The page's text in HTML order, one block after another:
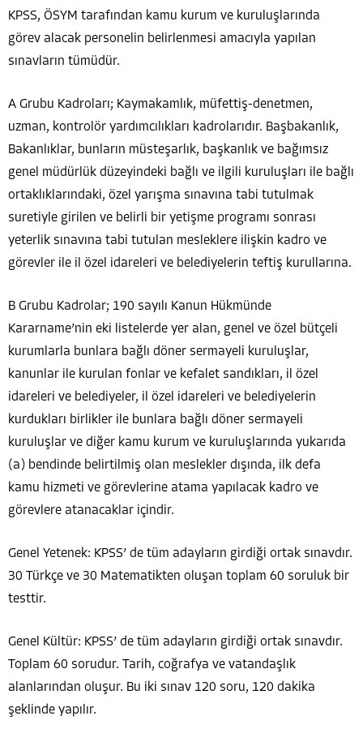
KPSS, ÖSYM tarafından kamu kurum ve kuruluşlarında
görev alacak personelin belirlenmesi amacıyla yapılan
sınavların tümüdür.
A Grubu Kadroları; Kaymakamlık, müfettiş-denetmen,
uzman, kontrolör yardımcılıkları kadrolarıdır. Başbakanlık,
Bakanlıklar, bunların müsteşarlık, başkanlık ve bağımsız
genel müdürlük düzeyindeki bağlı ve ilgili kuruluşları ile bağlı
ortaklıklarındaki, özel yarışma sınavına tabi tutulmak
suretiyle girilen ve belirli bir yetişme programı sonrası
yeterlik sınavına tabi tutulan mesleklere ilişkin kadro ve
görevler ile il özel idareleri ve belediyelerin teftiş kurullarına.
B Grubu Kadrolar; 190 sayılı Kanun Hükmünde
Kararname’nin eki listelerde yer alan, genel ve özel bütçeli
kurumlarla bunlara bağlı döner sermayeli kuruluşlar,
kanunlar ile kurulan fonlar ve kefalet sandıkları, il özel
idareleri ve belediyeler, il özel idareleri ve belediyelerin
kurdukları birlikler ile bunlara bağlı döner sermayeli
kuruluşlar ve diğer kamu kurum ve kuruluşlarında yukarıda
(a) bendinde belirtilmiş olan meslekler dışında, ilk defa
kamu hizmeti ve görevlerine atama yapılacak kadro ve
görevlere atanacaklar içindir.
Genel Yetenek: KPSS’ de tüm adayların girdiği ortak sınavdır.
30 Türkçe ve 30 Matematikten oluşan toplam 60 soruluk bir
testtir.
Genel Kültür: KPSS’ de tüm adayların girdiği ortak sınavdır.
Toplam 60 sorudur. Tarih, coğrafya ve vatandaşlık
alanlarından oluşur. Bu iki sınav 120 soru, 120 dakika
şeklinde yapılır.